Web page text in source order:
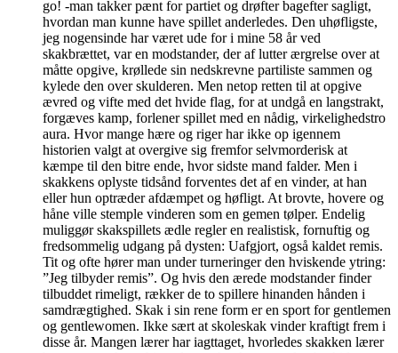
go! -man takker pænt for partiet og drøfter bagefter sagligt,
hvordan man kunne have spillet anderledes. Den uhøfligste,
jeg nogensinde har været ude for i mine 58 år ved
skakbrættet, var en modstander, der af lutter ærgrelse over at
måtte opgive, krøllede sin nedskrevne partiliste sammen og
kylede den over skulderen. Men netop retten til at opgive
ævred og vifte med det hvide flag, for at undgå en langstrakt,
forgæves kamp, forlener spillet med en nådig, virkelighedstro
aura. Hvor mange hære og riger har ikke op igennem
historien valgt at overgive sig fremfor selvmorderisk at
kæmpe til den bitre ende, hvor sidste mand falder. Men i
skakkens oplyste tidsånd forventes det af en vinder, at han
eller hun optræder afdæmpet og høfligt. At brovte, hovere og
håne ville stemple vinderen som en gemen tølper. Endelig
muliggør skakspillets ædle regler en realistisk, fornuftig og
fredsommelig udgang på dysten: Uafgjort, også kaldet remis.
Tit og ofte hører man under turneringer den hviskende ytring:
”Jeg tilbyder remis”. Og hvis den ærede modstander finder
tilbuddet rimeligt, rækker de to spillere hinanden hånden i
samdrægtighed. Skak i sin rene form er en sport for gentlemen
og gentlewomen. Ikke sært at skoleskak vinder kraftigt frem i
disse år. Mangen lærer har iagttaget, hvorledes skakken lærer